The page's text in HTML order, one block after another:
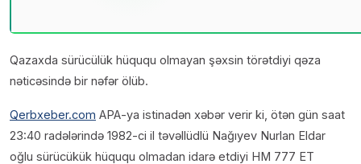
Qazaxda sürücülük hüququ olmayan şəxsin törətdiyi qəza
nəticəsində bir nəfər ölüb.
Qerbxeber.com APA-ya istinadən xəbər verir ki, ötən gün saat
23:40 radələrində 1982-ci il təvəllüdlü Nağıyev Nurlan Eldar
oğlu sürücükük hüququ olmadan idarə etdiyi HM 777 ET